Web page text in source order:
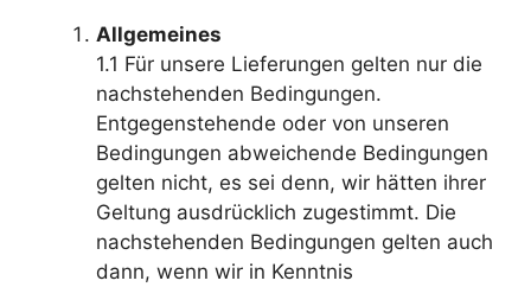
Allgemeines
1.1 Für unsere Lieferungen gelten nur die
nachstehenden Bedingungen.
Entgegenstehende oder von unseren
Bedingungen abweichende Bedingungen
gelten nicht, es sei denn, wir hätten ihrer
Geltung ausdrücklich zugestimmt. Die
nachstehenden Bedingungen gelten auch
dann, wenn wir in Kenntnis